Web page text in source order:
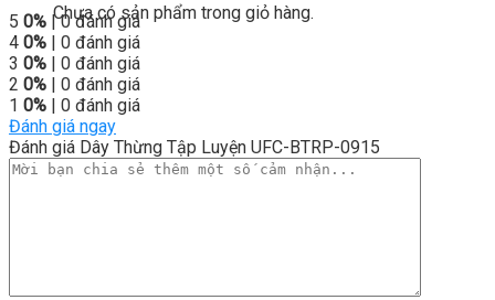
Chưa có sản phẩm trong giỏ hàng.
5 0% | 0 đánh giá
4 0% | 0 đánh giá
3 0% | 0 đánh giá
2 0% | 0 đánh giá
1 0% | 0 đánh giá
Đánh giá ngay
Đánh giá Dây Thừng Tập Luyện UFC-BTRP-0915